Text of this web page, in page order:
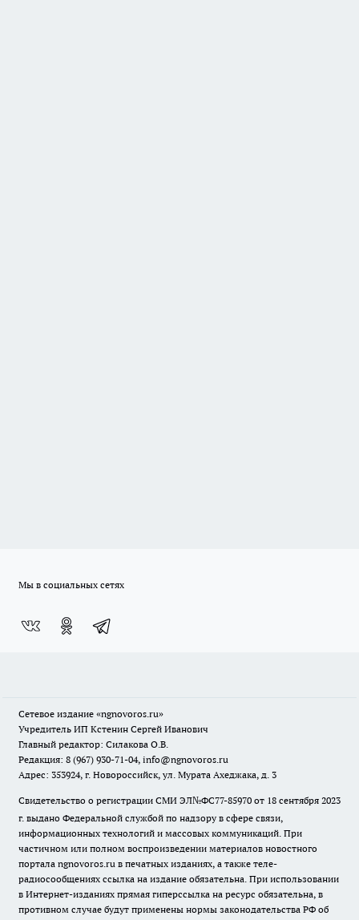
Мы в социальных сетях
Сетевое издание «ngnovoros.ru»
Учредитель ИП Кстенин Сергей Иванович
Главный редактор: Силакова О.В.
Редакция: 8 (967) 930-71-04, info@ngnovoros.ru
Адрес: 353924, г. Новороссийск, ул. Мурата Ахеджака, д. 3
Свидетельство о регистрации СМИ ЭЛ№ФС77-85970 от 18 сентября 2023
г. выдано Федеральной службой по надзору в сфере связи,
информационных технологий и массовых коммуникаций. При
частичном или полном воспроизведении материалов новостного
портала ngnovoros.ru в печатных изданиях, а также теле-
радиосообщениях ссылка на издание обязательна. При использовании
в Интернет-изданиях прямая гиперссылка на ресурс обязательна, в
противном случае будут применены нормы законодательства РФ об